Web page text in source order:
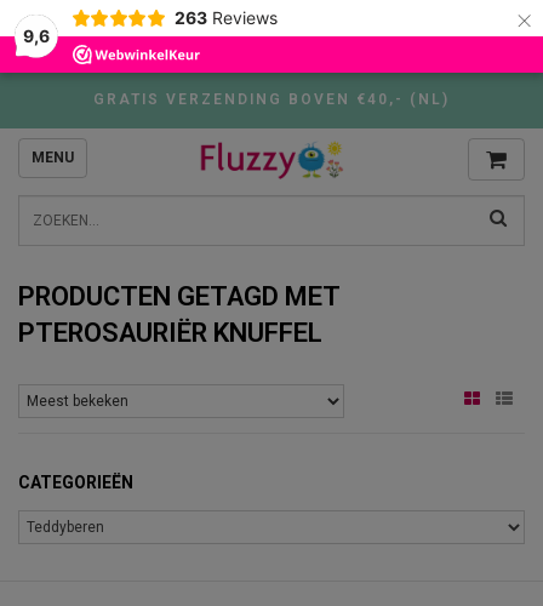
9,6
263 Reviews ×
GRATIS VERZENDING BOVEN €40,- (NL)
MENU
PRODUCTEN GETAGD MET
PTEROSAURIËR KNUFFEL
CATEGORIEËN